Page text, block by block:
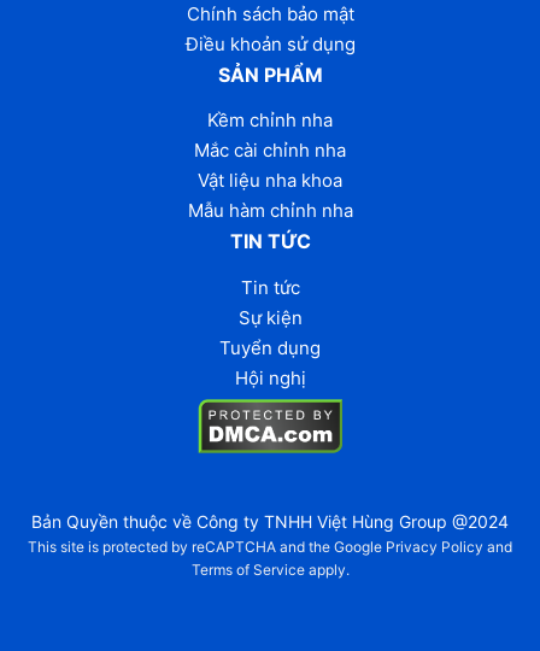
Chính sách bảo mật
Điều khoản sử dụng
SẢN PHẨM
Kềm chỉnh nha
Mắc cài chỉnh nha
Vật liệu nha khoa
Mẫu hàm chỉnh nha
TIN TỨC
Tin tức
Sự kiện
Tuyển dụng
Hội nghị
Bản Quyền thuộc về Công ty TNHH Việt Hùng Group @2024
This site is protected by reCAPTCHA and the Google Privacy Policy and
Terms of Serviceapply.